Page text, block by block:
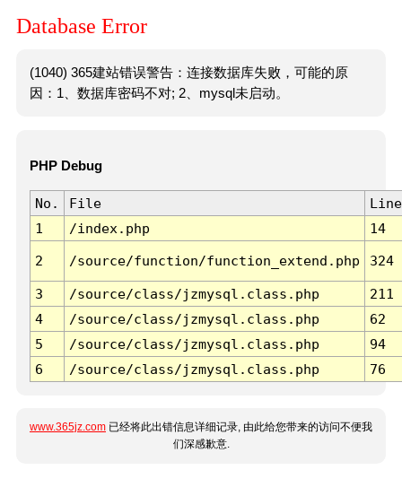
Database Error
(1040) 365建站错误警告：连接数据库失败，可能的原
因：1、数据库密码不对; 2、mysql未启动。
PHP Debug
No. File
Line
1
/index.php 14
2 /source/function/function_extend.php 324
3 /source/class/jzmysql.class.php
211
4
/source/class/jzmysql.class.php
62
5
/source/class/jzmysql.class.php
94
6
/source/class/jzmysql.class.php 76
www.365jz.com 已经将此出错信息详细记录, 由此给您带来的访问不便我
们深感歉意.